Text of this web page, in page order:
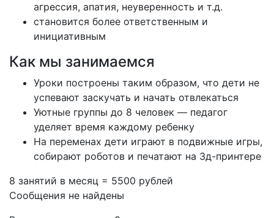
агрессия, апатия, неуверенность и т.д.
становится более ответственным и
инициативным
Как мы занимаемся
Уроки построены таким образом, что дети не
успевают заскучать и начать отвлекаться
Уютные группы до 8 человек — педагог
уделяет время каждому ребенку
На переменах дети играют в подвижные игры,
собирают роботов и печатают на 3д-принтере
8 занятий в месяц = 5500 рублей
Сообщения не найдены